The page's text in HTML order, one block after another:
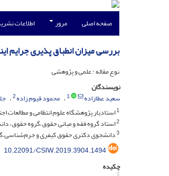
صفحه اصلی مرور اطلاعات
بررسی میزان انطباق پذیری جرایم
نوع مقاله : علمی و پژوهشی
نویسندگان
سعید عطازاده
1 محمود قیوم زاده2
1استادیار پژوهشگاه علوم انتظامی و مطالعات
2استاد گروه فقه و مبانی حقوق،گروه حقوق،
3دانشجوی دکتری حقوق کیفری و
10.22091/CSIW.2019.3904.1494
چکیده